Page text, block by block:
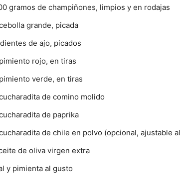
gramos de champiñones, limpios y en rodajas
grande, picada
de ajo, picados
rojo, en tiras
verde, en tiras
de comino molido
de paprika
de chile en polvo (opcional, ajustable
de oliva virgen extra
y pimienta al gusto